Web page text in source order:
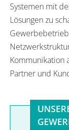
Systemen mit
Lösungen zu
Kommunikation
Partner und